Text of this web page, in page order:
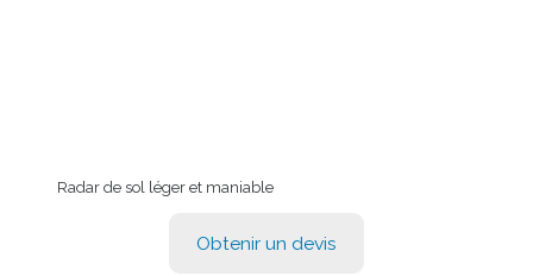
Radar de sol léger et maniable
Obtenir un devis